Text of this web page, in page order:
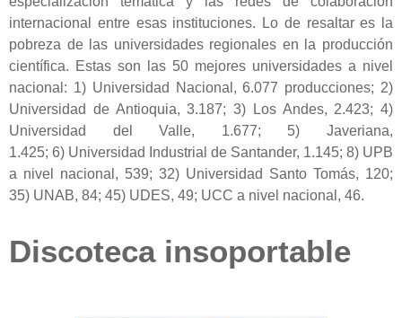
internacional entre esas instituciones. Lo de resaltar es la
pobreza de las universidades regionales en la producción
científica. Estas son las 50 mejores universidades a nivel
nacional: 1) Universidad Nacional, 6.077 producciones; 2)
Universidad de Antioquia, 3.187; 3) Los Andes, 2.423; 4)
Universidad del Valle, 1.677; 5) Javeriana,
1.425; 6) Universidad Industrial de Santander, 1.145; 8) UPB
a nivel nacional, 539; 32) Universidad Santo Tomás, 120;
35) UNAB, 84; 45) UDES, 49; UCC a nivel nacional, 46.
Discoteca insoportable